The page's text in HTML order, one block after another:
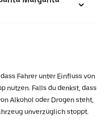
Fahrer unter Einfluss von
nutzen. Falls du denkst, dass
Alkohol oder Drogen steht,
unverzüglich stoppt.